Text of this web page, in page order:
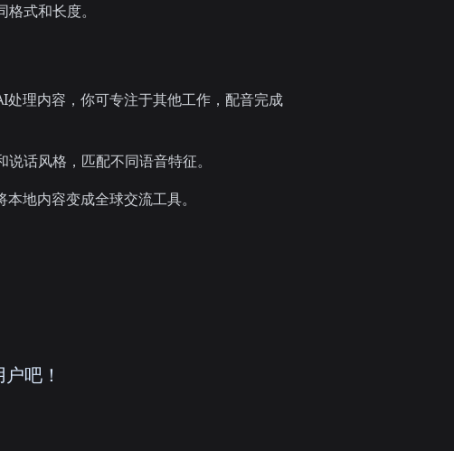
式和长度。
理内容，你可专注于其他工作，配音完成
话风格，匹配不同语音特征。
地内容变成全球交流工具。
吧！